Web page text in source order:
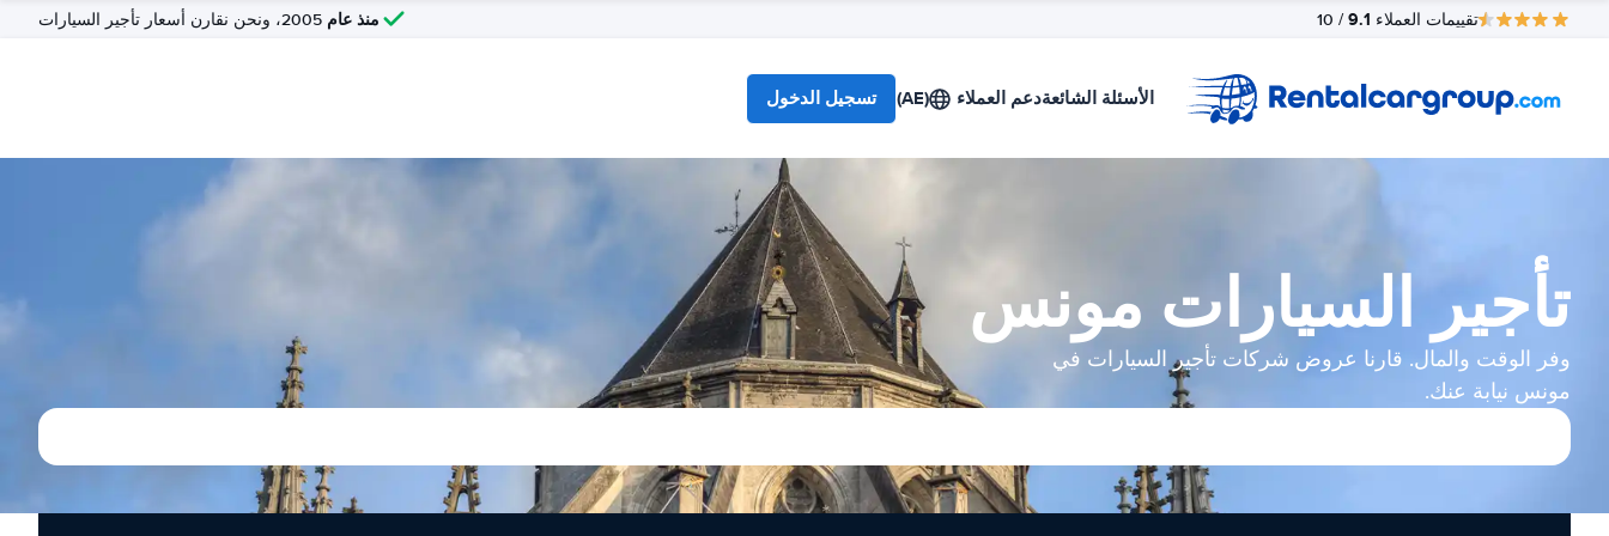
تقييمات العملاء 9.1
/ 10 منذ عام
الأسئلة الشائعةدعم العملاء (AE) تسجيل الدخول
تأجير السيارات مونس
وفر الوقت والمال. قارنا عروض شركات تأجير السيارات في
مونس نيابة عنك.